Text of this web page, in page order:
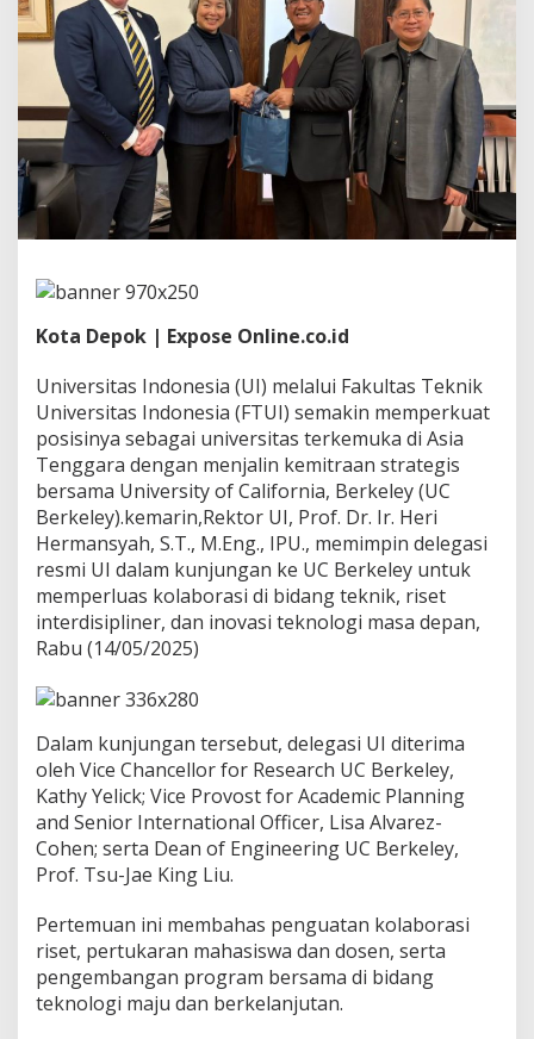
n
e
s
i
a
I
e
t
o
a
b
o
r
a
s
G
l
o
e
n
g
a
n
C
r
k
l
e
Kota Depok | Expose Online.co.id
Universitas Indonesia (UI) melalui Fakultas Teknik
Universitas Indonesia (FTUI) semakin memperkuat
posisinya sebagai universitas terkemuka di Asia
Tenggara dengan menjalin kemitraan strategis
bersama University of California, Berkeley (UC
Berkeley).kemarin,Rektor UI, Prof. Dr. Ir. Heri
Hermansyah, S.T., M.Eng., IPU., memimpin delegasi
resmi UI dalam kunjungan ke UC Berkeley untuk
memperluas kolaborasi di bidang teknik, riset
interdisipliner, dan inovasi teknologi masa depan,
Rabu (14/05/2025)
Dalam kunjungan tersebut, delegasi UI diterima
oleh Vice Chancellor for Research UC Berkeley,
Kathy Yelick; Vice Provost for Academic Planning
and Senior International Officer, Lisa Alvarez-
Cohen; serta Dean of Engineering UC Berkeley,
Prof. Tsu-Jae King Liu.
Pertemuan ini membahas penguatan kolaborasi
riset, pertukaran mahasiswa dan dosen, serta
pengembangan program bersama di bidang
teknologi maju dan berkelanjutan.